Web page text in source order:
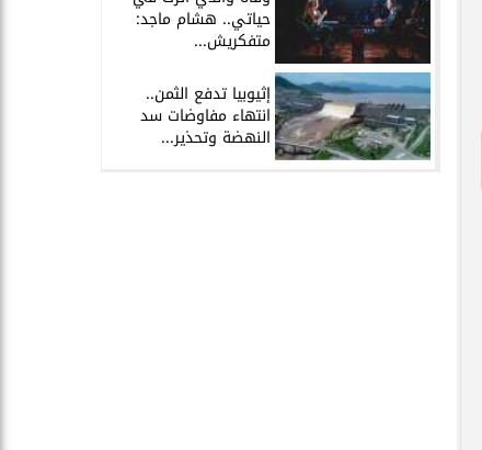
حياتي.. هشام ماجد:
متفكريش...
إثيوبيا تدفع الثمن..
انتهاء مفاوضات سد
النهضة وتحذير...